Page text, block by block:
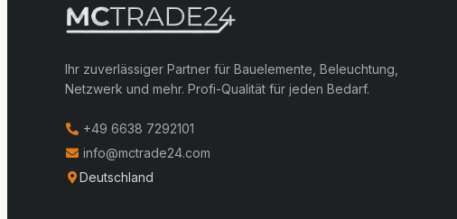
Ihr zuverlässiger Partner für Bauelemente, Beleuchtung,
Netzwerk und mehr. Profi-Qualität für jeden Bedarf.
+49 6638 7292101
info@mctrade24.com
Deutschland